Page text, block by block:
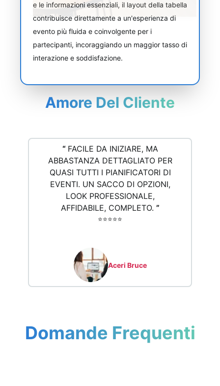
e le informazioni essenziali, il layout della tabella
contribuisce direttamente a un'esperienza di
evento più fluida e coinvolgente per i
partecipanti, incoraggiando un maggior tasso di
interazione e soddisfazione.
Amore Del Cliente
“ FACILE DA INIZIARE, MA
ABBASTANZA DETTAGLIATO PER
QUASI TUTTI I PIANIFICATORI DI
EVENTI. UN SACCO DI OPZIONI,
LOOK PROFESSIONALE,
AFFIDABILE, COMPLETO. ”
⭐️⭐️⭐️⭐️⭐️
Aceri Bruce
Domande Frequenti